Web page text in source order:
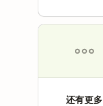
还有更多